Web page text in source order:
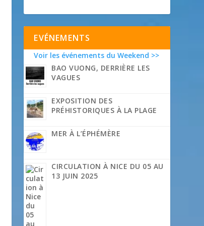
EVÉNEMENTS
Voir les événements du Weekend >>
BAO VUONG, DERRIÈRE LES
VAGUES
EXPOSITION DES
PRÉHISTORIQUES À LA PLAGE
MER À L’ÉPHÉMÈRE
CIRCULATION À NICE DU 05 AU
13 JUIN 2025